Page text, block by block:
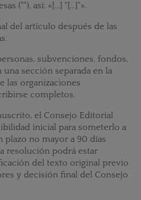
(""), así: «[...] "[...]"».
del artículo después de las
subvenciones, fondos,
sección separada en la
las organizaciones
completos.
el Consejo Editorial
inicial para someterlo a
plazo no mayor a 90 días
resolución podrá estar
del texto original previo
y decisión final del Consejo